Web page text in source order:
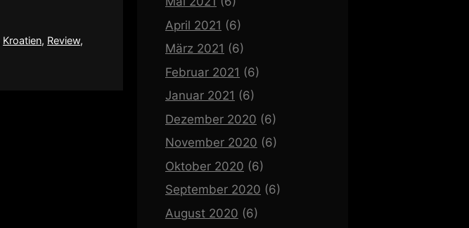
Kroatien, Review,
April 2021 (6)
März 2021 (6)
Februar 2021 (6)
Januar 2021 (6)
Dezember 2020 (6)
November 2020 (6)
Oktober 2020 (6)
September 2020 (6)
August 2020 (6)